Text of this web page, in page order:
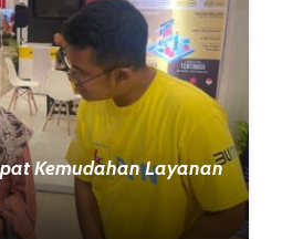
Kemudahan Layanan